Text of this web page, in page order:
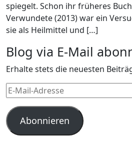
spiegelt. Schon ihr früheres
Verwundete (2013) war ein
sie als Heilmittel und […]
Blog via E-Mail
Erhalte stets die neuesten
E-
Mail-
Adresse
Abonnieren